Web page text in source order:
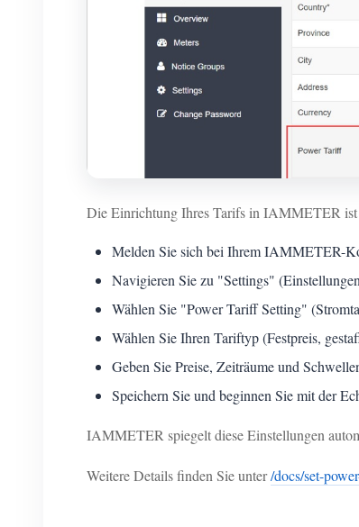
Die Einrichtung Ihres Tarifs in IAMMETER
Melden Sie sich bei Ihrem IAMMETER-
Navigieren Sie zu "Settings"
Wählen Sie "Power Tariff Setting"
Wählen Sie Ihren Tariftyp (Festpreis,
Geben Sie Preise, Zeiträume und
Speichern Sie und beginnen Sie mit der
IAMMETER spiegelt diese Einstellungen
Weitere Details finden Sie unter/docs/set-